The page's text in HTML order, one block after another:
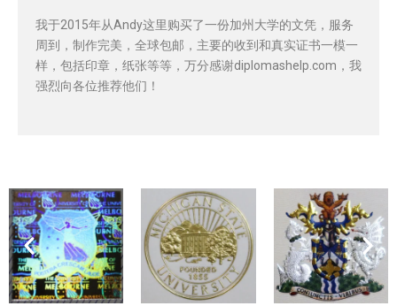
我于2015年从Andy这里购买了一份加州大学的文凭，服务
周到，制作完美，全球包邮，主要的收到和真实证书一模一
样，包括印章，纸张等等，万分感谢diplomashelp.com，我
强烈向各位推荐他们！